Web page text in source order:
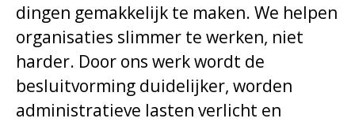
dingen gemakkelijk te maken. We helpen
organisaties slimmer te werken, niet
harder. Door ons werk wordt de
besluitvorming duidelijker, worden
administratieve lasten verlicht en